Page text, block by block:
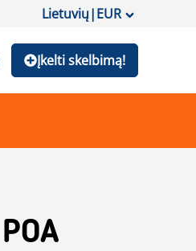
Lietuvių|EUR
Įkelti skelbimą!
POA